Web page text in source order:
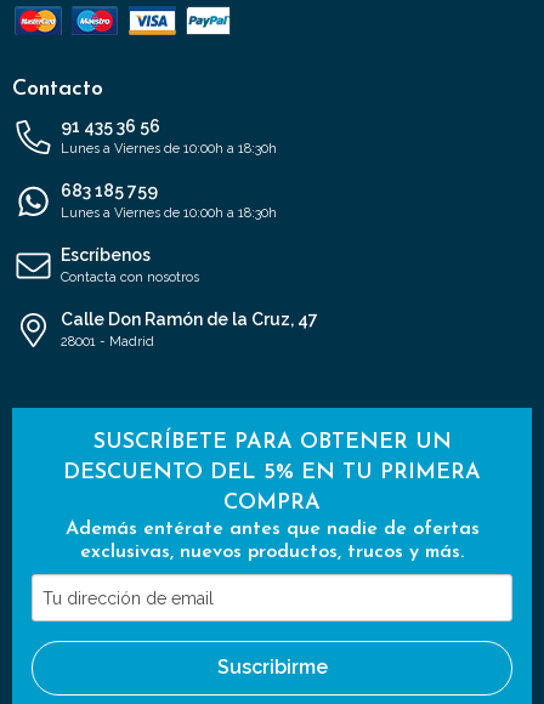
Contacto
91 435 36 56
Lunes a Viernes de 10:00h a 18:30h
683 185 759
Lunes a Viernes de 10:00h a 18:30h
Escríbenos
Contacta con nosotros
Calle Don Ramón de la Cruz, 47
28001 - Madrid
SUSCRÍBETE PARA OBTENER UN
DESCUENTO DEL 5% EN TU PRIMERA
COMPRA
Además entérate antes que nadie de ofertas
exclusivas, nuevos productos, trucos y más.
Tu
dirección
de
email
Suscribirme